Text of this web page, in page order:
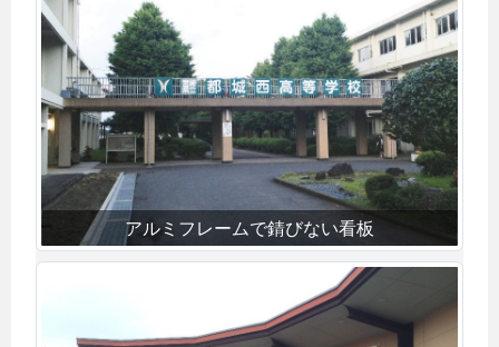
アルミフレームで錆びない看板